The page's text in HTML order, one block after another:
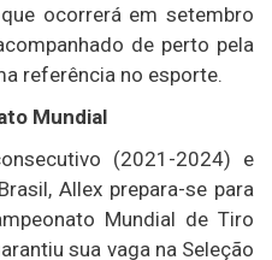
ocorrerá em setembro
de perto pela
referência no esporte.
Mundial
(2021-2024) e
Allex prepara-se para
Mundial de Tiro
sua vaga na Seleção